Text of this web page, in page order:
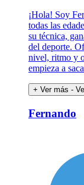
¡Hola! Soy
todas las
su técnica,
del deporte.
nivel, ritmo y
empieza a
+ Ver más -
Fernando